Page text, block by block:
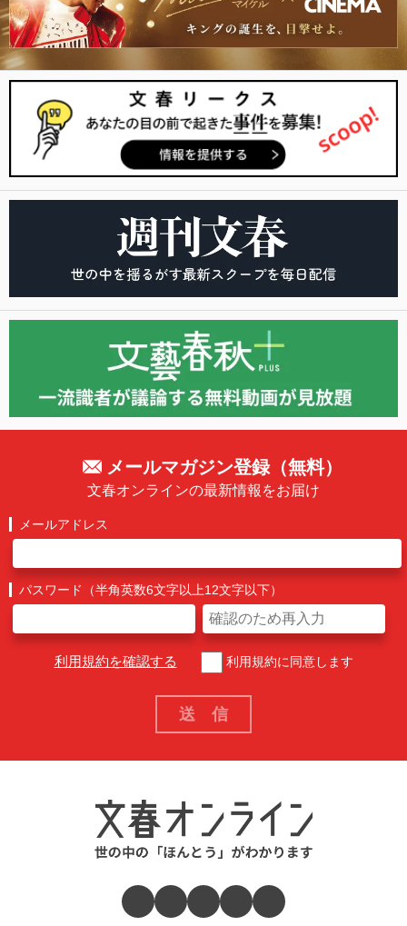
メールマガジン登録（無料）
文春オンラインの最新情報をお届け
メールアドレス
パスワード（半角英数6文字以上12文字以下）
利用規約を確認する 利用規約に同意します